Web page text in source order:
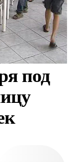
под